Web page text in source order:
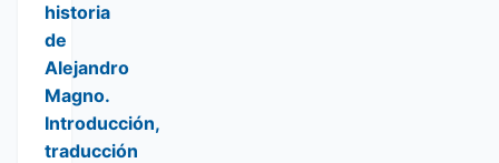
historia
de
Alejandro
Magno.
Introducción,
traducción